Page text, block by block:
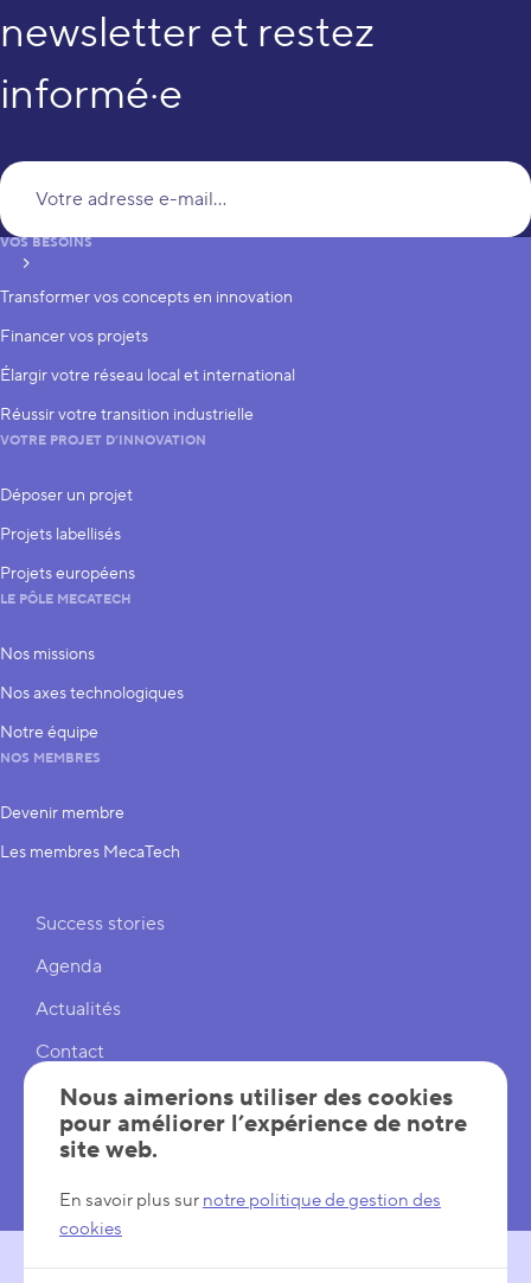
newsletter et restez
informé·e
S’inscrire
VOS BESOINS
Transformer vos concepts en innovation
Financer vos projets
Élargir votre réseau local et international
Réussir votre transition industrielle
VOTRE PROJET D’INNOVATION
Déposer un projet
Projets labellisés
Projets européens
LE PÔLE MECATECH
Nos missions
Nos axes technologiques
Notre équipe
NOS MEMBRES
Devenir membre
Les membres MecaTech
Liens rapides
Success stories
Agenda
Actualités
Contact
Cookies
Réglages cookies
Nous aimerions utiliser des cookies
pour améliorer l’expérience de notre
site web.
En savoir plus sur notre politique de gestion des
cookies